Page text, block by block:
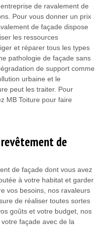
de ravalement de
Pour vous donner un prix
de façade dispose
les ressources
et réparer tous les types
pathologie de façade sans
de support comme
urbaine et le
peut les traiter. Pour
MB Toiture pour faire
de
de façade dont vous avez
à votre habitat et garder
vos besoins, nos ravaleurs
de réaliser toutes sortes
goûts et votre budget, nos
façade avec de la